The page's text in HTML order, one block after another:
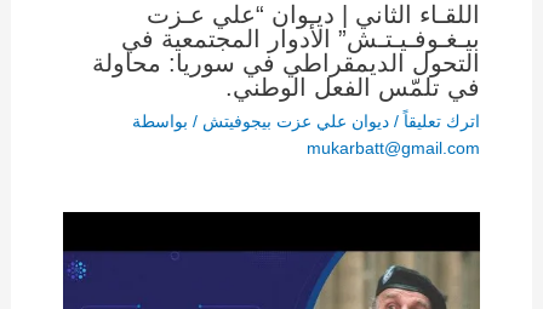
اللقـاء الثاني | ديـوان “علي عـزت
بيـغـوفـيـتـش” الأدوار المجتمعية في
التحول الديمقراطي في سوريا: محاولة
في تلمّس الفعل الوطني.
اترك تعليقاً / ديوان علي عزت بيجوفيتش / بواسطة
mukarbatt@gmail.com